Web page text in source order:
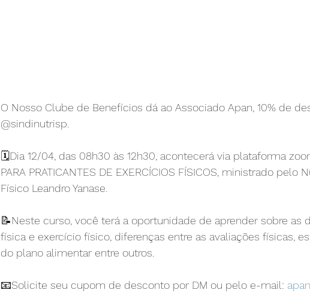
O Nosso Clube de Benefícios dá ao Associado Apan, 10% de
@sindinutrisp.
🗓️Dia 12/04, das 08h30 às 12h30, acontecerá via plataforma
PARA PRATICANTES DE EXERCÍCIOS FÍSICOS, ministrado
Físico Leandro Yanase.
📝Neste curso, você terá a oportunidade de aprender sobre as
física e exercício físico, diferenças entre as avaliações físicas,
do plano alimentar entre outros.
📧Solicite seu cupom de desconto por DM ou pelo e-mail: